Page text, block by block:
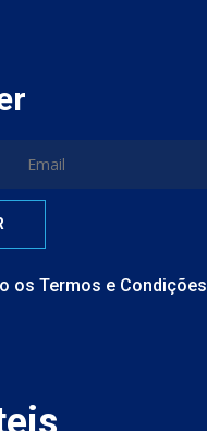
osTermos e Condições